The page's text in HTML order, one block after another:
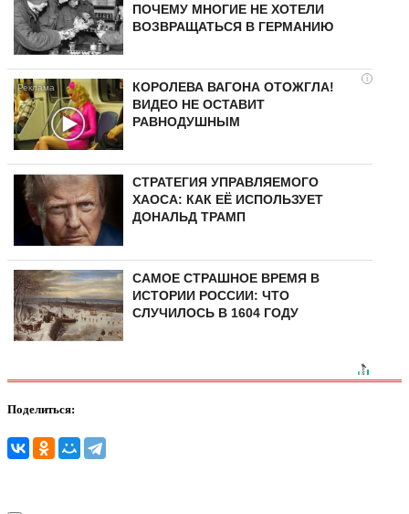
ПОЧЕМУ МНОГИЕ НЕ ХОТЕЛИ
ВОЗВРАЩАТЬСЯ В ГЕРМАНИЮ
i
КОРОЛЕВА ВАГОНА ОТОЖГЛА!
ВИДЕО НЕ ОСТАВИТ
РАВНОДУШНЫМ
СТРАТЕГИЯ УПРАВЛЯЕМОГО
ХАОСА: КАК ЕЁ ИСПОЛЬЗУЕТ
ДОНАЛЬД ТРАМП
САМОЕ СТРАШНОЕ ВРЕМЯ В
ИСТОРИИ РОССИИ: ЧТО
СЛУЧИЛОСЬ В 1604 ГОДУ
Поделиться: